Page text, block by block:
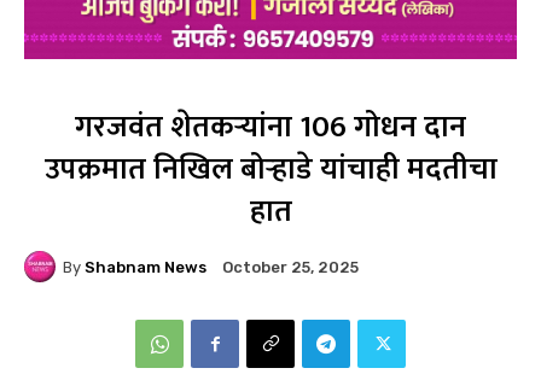
गरजवंत शेतकऱ्यांना 106 गोधन दान
उपक्रमात निखिल बोऱ्हाडे यांचाही मदतीचा
हात
By Shabnam News October 25, 2025